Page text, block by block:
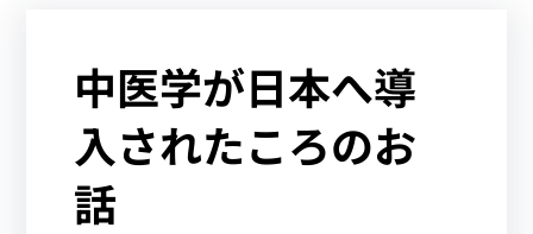
中医学が日本へ導
入されたころのお
話